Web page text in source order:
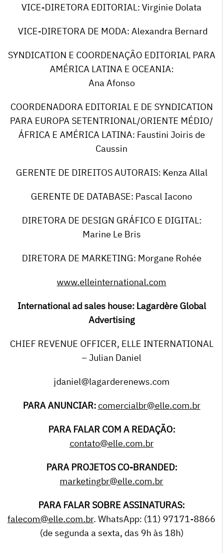
VICE-DIRETORA EDITORIAL: Virginie Dolata
VICE-DIRETORA DE MODA: Alexandra Bernard
SYNDICATION E COORDENAÇÃO EDITORIAL PARA
AMÉRICA LATINA E OCEANIA:
Ana Afonso
COORDENADORA EDITORIAL E DE SYNDICATION
PARA EUROPA SETENTRIONAL/ORIENTE MÉDIO/
ÁFRICA E AMÉRICA LATINA: Faustini Joiris de
Caussin
GERENTE DE DIREITOS AUTORAIS: Kenza Allal
GERENTE DE DATABASE: Pascal Iacono
DIRETORA DE DESIGN GRÁFICO E DIGITAL:
Marine Le Bris
DIRETORA DE MARKETING: Morgane Rohée
www.elleinternational.com
International ad sales house: Lagardère Global
Advertising
CHIEF REVENUE OFFICER, ELLE INTERNATIONAL
– Julian Daniel
jdaniel@lagarderenews.com
PARA ANUNCIAR:comercialbr@elle.com.br
PARA FALAR COM A REDAÇÃO:
contato@elle.com.br
PARA PROJETOS CO-BRANDED:
marketingbr@elle.com.br
PARA FALAR SOBRE ASSINATURAS:
falecom@elle.com.br. WhatsApp: (11) 97171-8866
(de segunda a sexta, das 9h às 18h)